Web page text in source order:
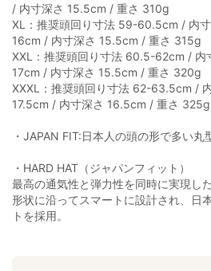
/ 内寸深さ 15.5cm / 重さ 310g
XL：推奨頭回り寸法 59-60.5cm / 内
16cm / 内寸深さ 15.5cm / 重さ 315g
XXL：推奨頭回り寸法 60.5-62cm / 内
17cm / 内寸深さ 15.5cm / 重さ 320g
XXXL：推奨頭回り寸法 62-63.5cm /
17.5cm / 内寸深さ 16.5cm / 重さ 325g
・JAPAN FIT:日本人の頭の形で多い丸
・HARD HAT（ジャパンフィット）
最高の通気性と弾力性を同時に実現し
形状に沿ってスマートに設計され、日
トを採用。